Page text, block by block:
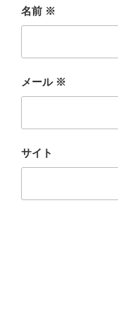
名前 ※
メール ※
サイト